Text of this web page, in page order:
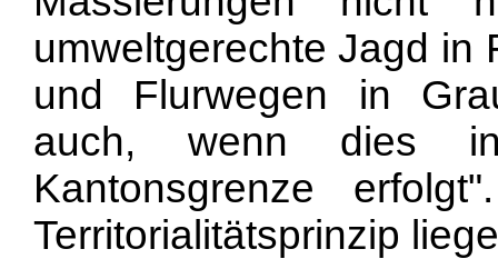
umweltgerechte Jagd in
und Flurwegen in
auch, wenn dies
Kantonsgrenze
Territorialitätsprinzip